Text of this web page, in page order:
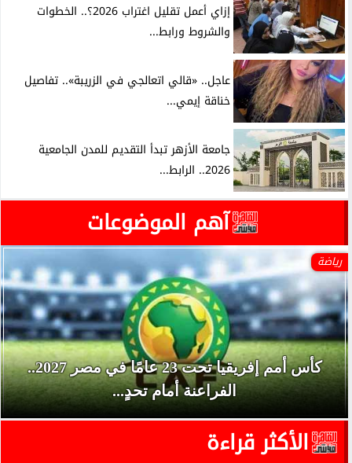
إزاي أعمل تقليل اغتراب 2026؟.. الخطوات
والشروط ورابط...
عاجل.. «قالي اتعالجي في الزريبة».. تفاصيل
خناقة إيمي...
جامعة الأزهر تبدأ التقديم للمدن الجامعية
2026.. الرابط...
آهم الموضوعات
رياضة
كأس أمم إفريقيا تحت 23 عامًا في مصر 2027..
الفراعنة أمام تحدٍ...
الأكثر قراءة